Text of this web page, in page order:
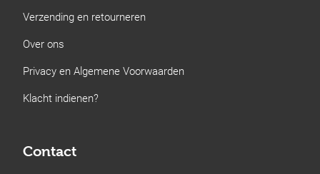
Verzending en retourneren
Over ons
Privacy en Algemene Voorwaarden
Klacht indienen?
Contact